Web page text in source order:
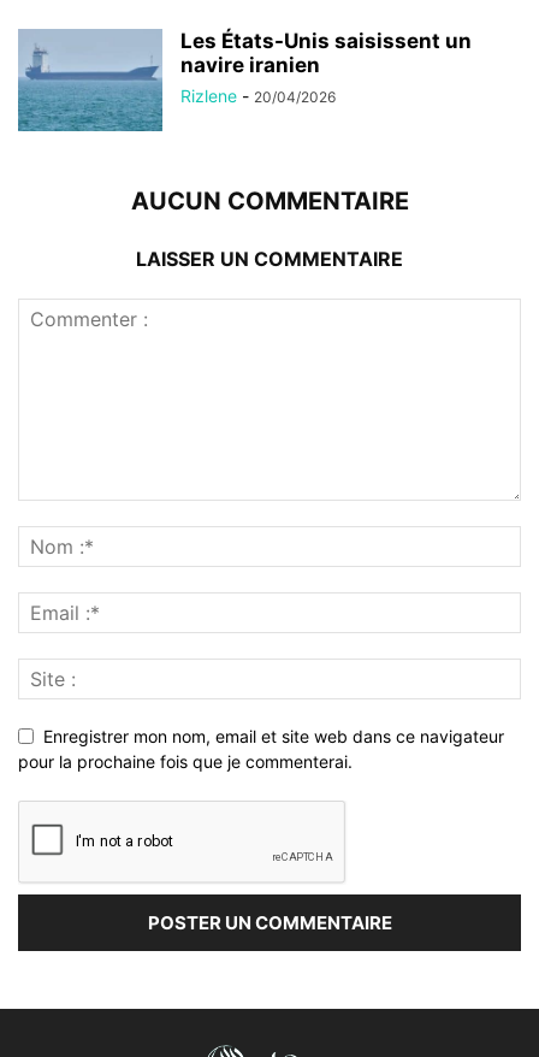
Les États-Unis saisissent un
navire iranien
Rizlene - 20/04/2026
AUCUN COMMENTAIRE
LAISSER UN COMMENTAIRE
Enregistrer mon nom, email et site web dans ce navigateur
pour la prochaine fois que je commenterai.